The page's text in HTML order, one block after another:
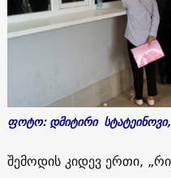
ფოტო: დმიტირი
შემოდის კიდევ ერთი,